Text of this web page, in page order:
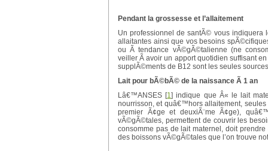
Pendant la grossesse et l’allaitement
Un professionnel de santÃ© vous indiquera
allaitantes ainsi que vos besoins
ou Ã tendance vÃ©gÃ©talienne (ne
veiller Ã avoir un apport quotidien suffisant
supplÃ©ments de B12 sont les seules
Lait pour bÃ©bÃ© de la naissance Ã 1 an
Lâ€™ANSES [1] indique que Â« le lait
nourrisson, et quâ€™hors allaitement,
premier Ã¢ge et deuxiÃ¨me Ã¢ge),
vÃ©gÃ©tales, permettent de couvrir les
consomme pas de lait maternel, doit
des boissons vÃ©gÃ©tales que l’on trouve